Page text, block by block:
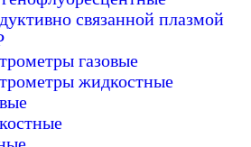
связанной плазмой
газовые
жидкостные